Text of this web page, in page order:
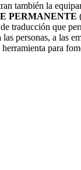
también la
PERMANENTE
traducción que
personas, a
para